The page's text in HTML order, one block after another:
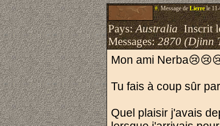
#.Message deLierrele 11-
Pays:AustraliaInscrit
Messages:2870 (Djinn
Mon ami
Tu fais à coup sûr
Quel plaisir j'avais